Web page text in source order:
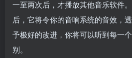
一至两次后，才播放其他音乐软件。
后，它将令你的音响系统的音效，
予极好的改进，你将可以听到每一
别。